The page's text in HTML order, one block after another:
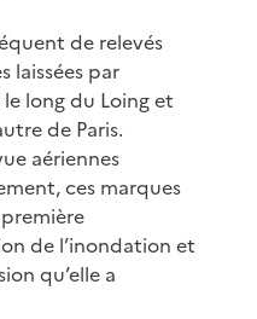
de relevés
laissées par
long du Loing et
de Paris.
aériennes
ces marques
de l’inondation et
qu’elle a